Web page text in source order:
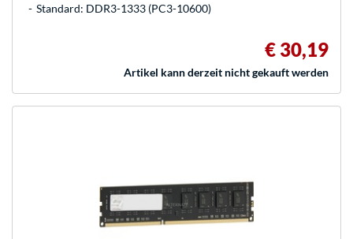
Standard: DDR3-1333 (PC3-10600)
€ 30,19
Artikel kann derzeit nicht gekauft werden